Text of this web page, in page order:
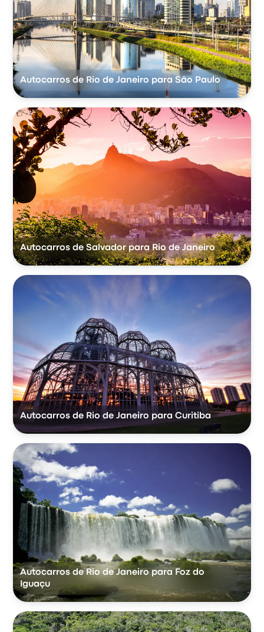
Autocarros de Rio de Janeiro para São Paulo
Autocarros de Salvador para Rio de Janeiro
Autocarros de Rio de Janeiro para Curitiba
Autocarros de Rio de Janeiro para Foz do
Iguaçu